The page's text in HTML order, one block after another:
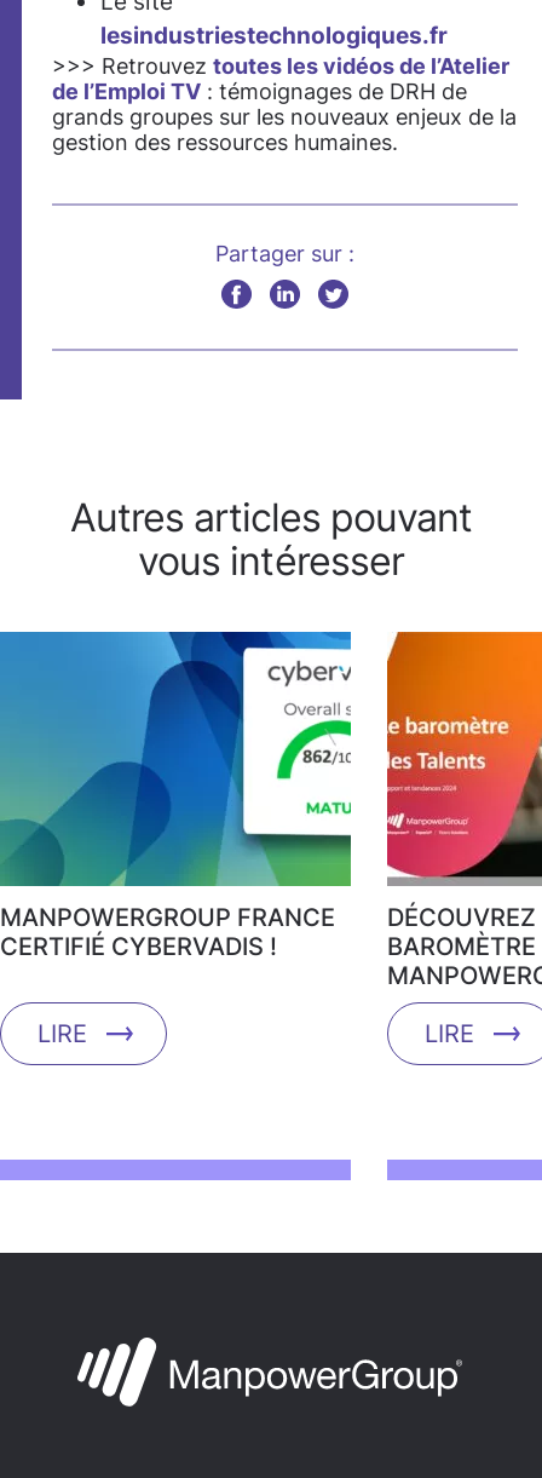
lesindustriestechnologiques.fr
>>> Retrouvez toutes les vidéos de l’Atelier
de l’Emploi TV : témoignages de DRH de
grands groupes sur les nouveaux enjeux de la
gestion des ressources humaines.
Partager sur :
Autres articles pouvant
vous intéresser
MANPOWERGROUP FRANCE
CERTIFIÉ CYBERVADIS !
LIRE
DÉCOUVREZ
LIRE